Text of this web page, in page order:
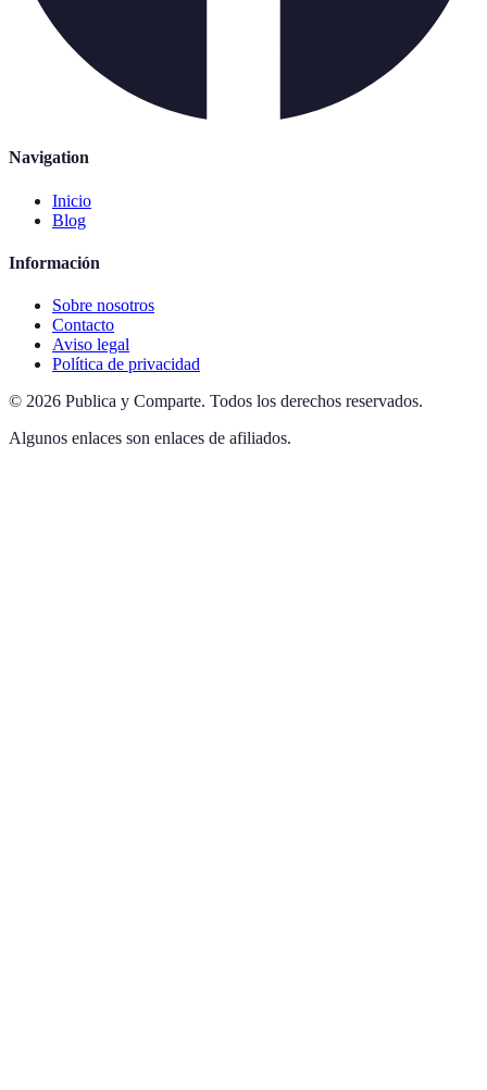
Navigation
Inicio
Blog
Información
Sobre nosotros
Contacto
Aviso legal
Política de privacidad
© 2026 Publica y Comparte. Todos los derechos reservados.
Algunos enlaces son enlaces de afiliados.